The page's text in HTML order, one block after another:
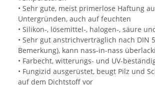
• Sehr gute, meist primerlose Haftung
Untergründen, auch auf feuchten
• Silikon-, lösemittel-, halogen-, säure
• Sehr gut anstrichverträglich nach DIN
Bemerkung), kann nass-in-nass
• Farbecht, witterungs- und UV-
• Fungizid ausgerüstet, beugt Pilz und
auf dem Dichtstoff vor